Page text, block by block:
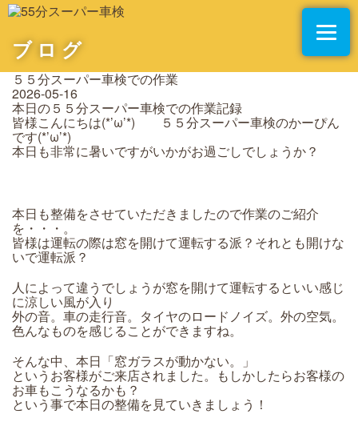
ブログ
５５分スーパー車検での作業
2026-05-16
本日の５５分スーパー車検での作業記録
皆様こんにちは(*’ω’*) ５５分スーパー車検のかーぴん
です(*’ω’*)
本日も非常に暑いですがいかがお過ごしでしょうか？
本日も整備をさせていただきましたので作業のご紹介
を・・・。
皆様は運転の際は窓を開けて運転する派？それとも開けな
いで運転派？
人によって違うでしょうが窓を開けて運転するといい感じ
に涼しい風が入り
外の音。車の走行音。タイヤのロードノイズ。外の空気。
色んなものを感じることができますね。
そんな中、本日「窓ガラスが動かない。」
というお客様がご来店されました。もしかしたらお客様の
お車もこうなるかも？
という事で本日の整備を見ていきましょう！